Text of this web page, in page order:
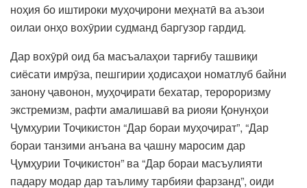
ноҳия бо иштироки муҳоҷирони меҳнатӣ ва аъзои
оилаи онҳо вохӯрии судманд баргузор гардид.
Дар вохӯрӣ оид ба масъалаҳои тарғибу ташвиқи
сиёсати имрӯза, пешгирии ҳодисаҳои номатлуб байни
занону ҷавонон, муҳоҷирати бехатар, теророризму
экстремизм, рафти амалишавӣ ва риояи Қонунҳои
Ҷумҳурии Тоҷикистон “Дар бораи муҳоҷират”, “Дар
бораи танзими анъана ва ҷашну маросим дар
Ҷумҳурии Тоҷикистон” ва “Дар бораи масъулияти
падару модар дар таълиму тарбияи фарзанд”, оиди